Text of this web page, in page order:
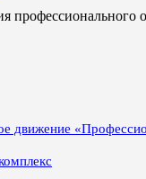
профессионального
движение